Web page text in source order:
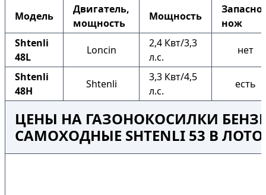
Модель
Двигатель,
мощность
Мощность
нож
Shtenli
48L
Loncin
2,4 Квт/3,3
л.с.
нет
Shtenli
48H
Shtenli
3,3 Квт/4,5
л.с.
есть
ЦЕНЫ НА ГАЗОНОКОСИЛКИ
САМОХОДНЫЕ SHTENLI 53 В